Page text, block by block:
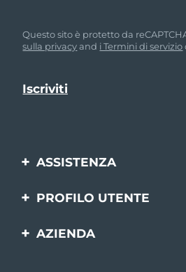
Questo sito è protetto da
sulla privacyand i Termini di servizio
ASSISTENZA
Contattaci
PROFILO UTENTE
prodotto
AZIENDA